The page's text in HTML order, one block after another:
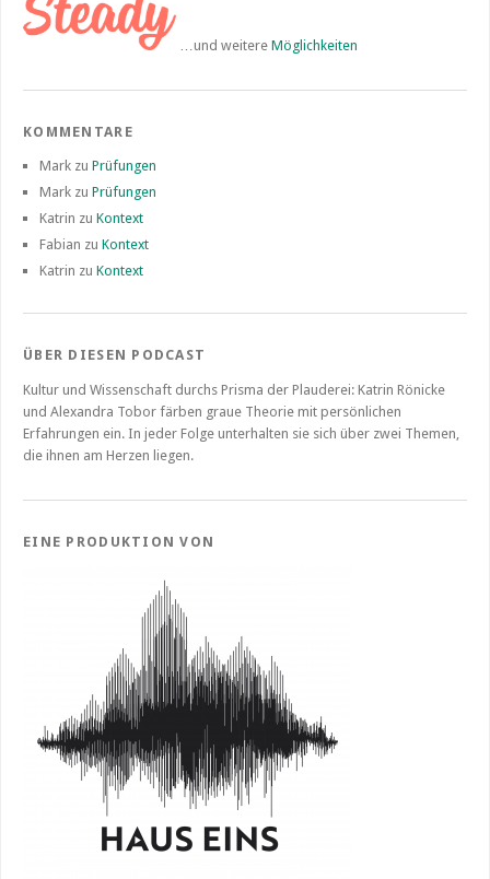
…und weitere Möglichkeiten
KOMMENTARE
Mark zu Prüfungen
Mark zu Prüfungen
Katrin zu Kontext
Fabian zu Kontext
Katrin zu Kontext
ÜBER DIESEN PODCAST
Kultur und Wissenschaft durchs Prisma der Plauderei: Katrin Rönicke
und Alexandra Tobor färben graue Theorie mit persönlichen
Erfahrungen ein. In jeder Folge unterhalten sie sich über zwei Themen,
die ihnen am Herzen liegen.
EINE PRODUKTION VON